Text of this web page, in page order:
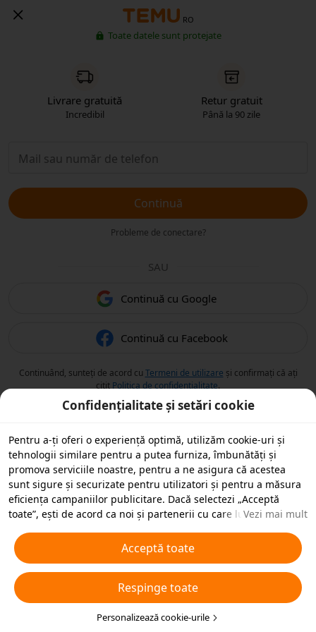
RO
Toate datele sunt protejate
Livrare gratuită
Incredibil
Retur gratuit
Până la 90 zile
Continuă
Probleme de conectare?
SAU
Continuă cu Google
Continuă cu Facebook
Continuând, sunteți de acord cu Termeni de utilizare și confirmați că ați
citit Politica de confidențialitate.
Confidențialitate și setări cookie
Pentru a-ți oferi o experiență optimă, utilizăm cookie-uri și
tehnologii similare pentru a putea furniza, îmbunătăți și
promova serviciile noastre, pentru a ne asigura că acestea
sunt sigure și securizate pentru utilizatori și pentru a măsura
eficiența campaniilor publicitare. Dacă selectezi „Acceptă
toate”, ești de acord ca noi și partenerii cu care lucrăm să
scopuri publicitare. De asemenea, poți „Respinge toate”
cookie-urile neesențiale sau poți alege ce tipuri de cookie-uri
dorești să accepți sau să dezactivezi, printr-un clic mai jos pe
„Personalizare cookie-uri” sau în orice moment în setările de
confidențialitate. Pentru mai multe detalii, veziPolitica noastră
privind cookie-urile și tehnologiile similare .
Vezi mai mult
Acceptă toate
Respinge toate
Personalizează cookie-urile